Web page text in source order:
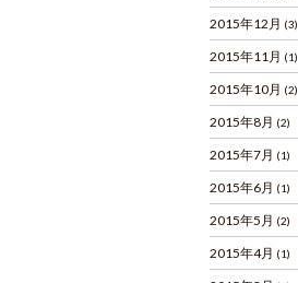
2015年12月 (3)
2015年11月 (1)
2015年10月 (2)
2015年8月 (2)
2015年7月 (1)
2015年6月 (1)
2015年5月 (2)
2015年4月 (1)